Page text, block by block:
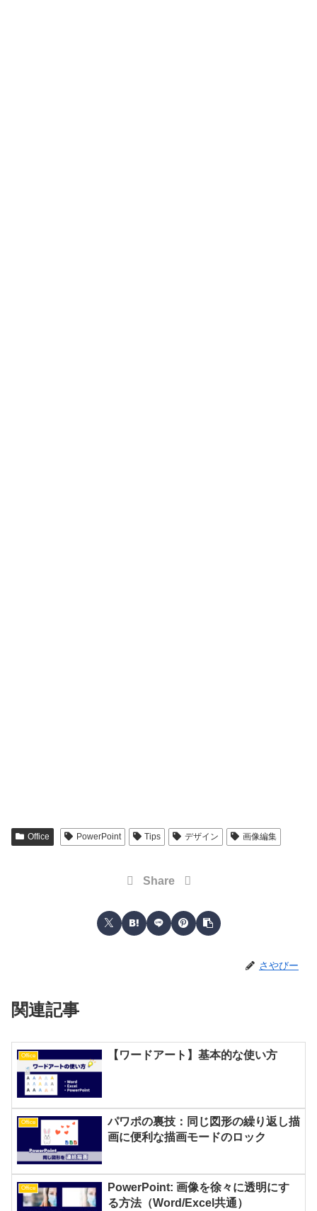
Office PowerPoint Tips デザイン 画像編集
Share
さやびー
関連記事
Office 【ワードアート】基本的な使い方
Office
パワポの裏技：同じ図形の繰り返し描
画に便利な描画モードのロック
Office
PowerPoint: 画像を徐々に透明にす
る方法（Word/Excel共通）